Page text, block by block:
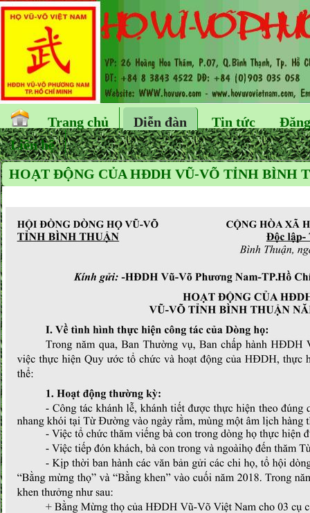
Trang chủ Diễn đàn Tin tức
Liên hệ
HOẠT ĐỘNG CỦA HĐDH VŨ-VÕ TỈNH BÌNH